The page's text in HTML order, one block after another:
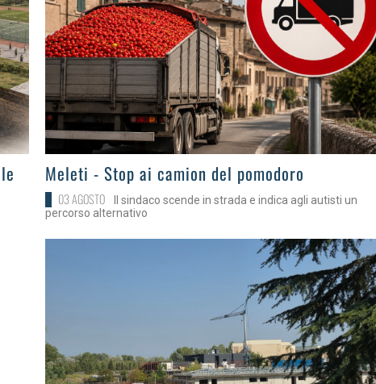
>Meleti - Stop ai camion del pomodoro
03 AGOSTO
Il sindaco scende in strada e indica agli autisti un
percorso alternativo